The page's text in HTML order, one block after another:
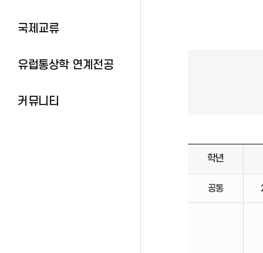
국제교류
유럽통상학 연계전공
커뮤니티
학년
공통